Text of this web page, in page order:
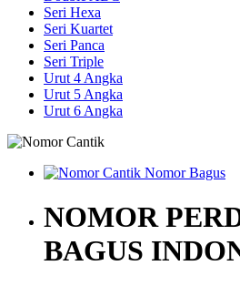
Seri Hexa
Seri Kuartet
Seri Panca
Seri Triple
Urut 4 Angka
Urut 5 Angka
Urut 6 Angka
NOMOR
BAGUS